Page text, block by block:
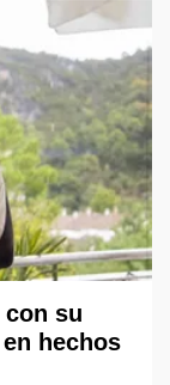
con su
hechos